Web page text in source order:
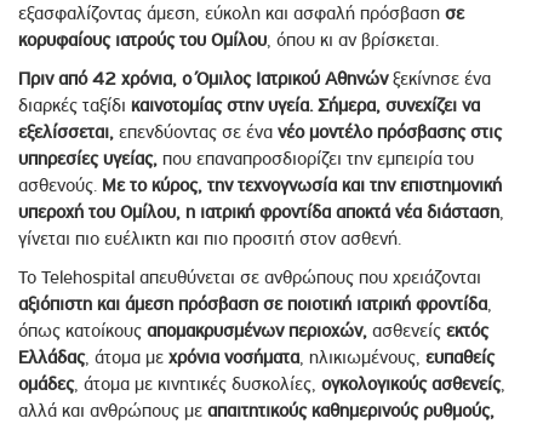
εξασφαλίζοντας άμεση, εύκολη και ασφαλή πρόσβαση σε
κορυφαίους ιατρούς του Ομίλου, όπου κι αν βρίσκεται.
Πριν από 42 χρόνια, ο Όμιλος Ιατρικού Αθηνώνξεκίνησε ένα
διαρκές ταξίδι καινοτομίας στην υγεία. Σήμερα, συνεχίζει να
εξελίσσεται, επενδύοντας σε ένα νέο μοντέλο πρόσβασης στις
υπηρεσίες υγείας, που επαναπροσδιορίζει την εμπειρία του
ασθενούς. Με το κύρος, την τεχνογνωσία και την επιστημονική
υπεροχή του Ομίλου, η ιατρική φροντίδα αποκτά νέα διάσταση,
γίνεται πιο ευέλικτη και πιο προσιτή στον ασθενή.
Το Telehospital απευθύνεται σε ανθρώπους που χρειάζονται
αξιόπιστη και άμεση πρόσβαση σε ποιοτική ιατρική φροντίδα,
όπως κατοίκους απομακρυσμένων περιοχών, ασθενείς εκτός
Ελλάδας, άτομα με χρόνια νοσήματα, ηλικιωμένους, ευπαθείς
ομάδες, άτομα με κινητικές δυσκολίες, ογκολογικούς ασθενείς,
αλλά και ανθρώπους με απαιτητικούς καθημερινούς ρυθμούς,